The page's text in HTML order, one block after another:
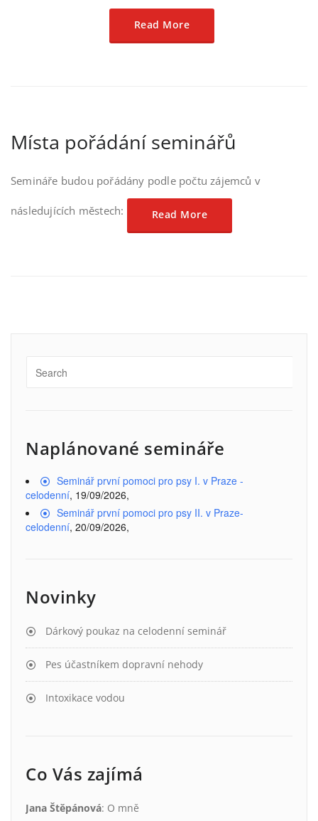
Read More
Místa pořádání seminářů
Semináře budou pořádány podle počtu zájemců v
následujících městech: Read More
Naplánované semináře
Seminář první pomoci pro psy I. v Praze -
celodenní, 19/09/2026,
Seminář první pomoci pro psy II. v Praze-
celodenní, 20/09/2026,
Novinky
Dárkový poukaz na celodenní seminář
Pes účastníkem dopravní nehody
Intoxikace vodou
Co Vás zajímá
Jana Štěpánová: O mně